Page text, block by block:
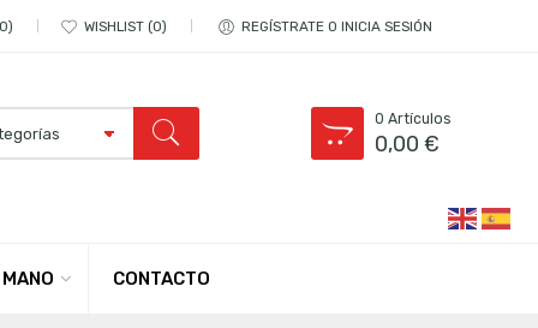
0 WISHLIST 0 REGÍSTRATE O INICIA SESIÓN
0 Artículos
0,00€
CONTACTO